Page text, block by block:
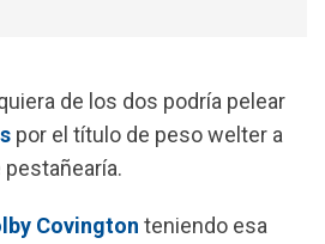
de los dos podría pelear
por el título de peso welter a
Covington teniendo esa